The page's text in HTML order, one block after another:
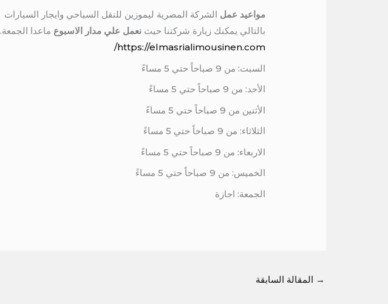
مواعيد عمل الشركة المصرية ليموزين للنقل السياحي وايجار السيارات
بالتالي يمكنك زيارة شركتنا حيثنعمل علي مدار الاسبوع ماعدا الجمعة.
https://elmasrialimousinen.com/
السبت: من 9 صباحاً حتي 5 مساءً
الأحد: من 9 صباحاً حتي 5 مساءً
الأثنين من 9 صباحاً حتي 5 مساءً
الثلاثاء: من 9 صباحاً حتي 5 مساءً
الاربعاء: من 9 صباحاً حتي 5 مساءً
الخميس: من 9 صباحاً حتي 5 مساءً
الجمعة: اجازة
→ المقالة السابقة